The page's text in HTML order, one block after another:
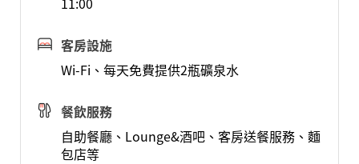
客房設施
Wi-Fi、每天免費提供2瓶礦泉水
餐飲服務
自助餐廳、Lounge&酒吧、客房送餐服務、麵
包店等